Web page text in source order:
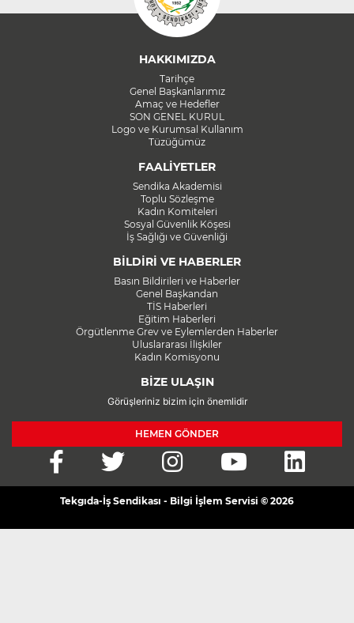
HAKKIMIZDA
Tarihçe
Genel Başkanlarımız
Amaç ve Hedefler
SON GENEL KURUL
Logo ve Kurumsal Kullanım
Tüzüğümüz
FAALİYETLER
Sendika Akademisi
Toplu Sözleşme
Kadın Komiteleri
Sosyal Güvenlik Köşesi
İş Sağlığı ve Güvenliği
BİLDİRİ VE HABERLER
Basın Bildirileri ve Haberler
Genel Başkandan
TİS Haberleri
Eğitim Haberleri
Örgütlenme Grev ve Eylemlerden Haberler
Uluslararası İlişkiler
Kadın Komisyonu
BİZE ULAŞIN
Görüşleriniz bizim için önemlidir
HEMEN GÖNDER
Tekgıda-İş Sendikası - Bilgi İşlem Servisi © 2026